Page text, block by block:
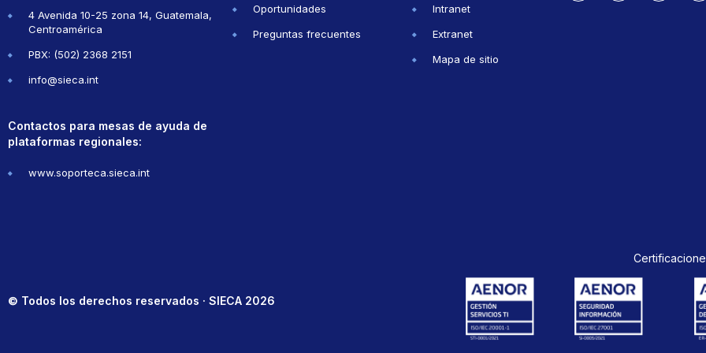
4 Avenida 10-25 zona 14, Guatemala,
Centroamérica
PBX: (502) 2368 2151
info@sieca.int
Contactos para mesas de ayuda de
plataformas regionales:
www.soporteca.sieca.int
Oportunidades
Preguntas frecuentes
Intranet
Extranet
Mapa de sitio
© Todos los derechos reservados · SIECA 2026